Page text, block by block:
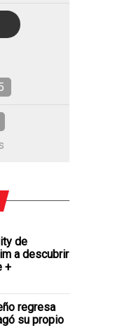
de
a descubrir
+
regresa
su propio